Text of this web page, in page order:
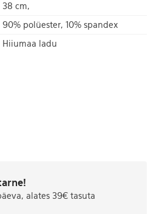
38 cm,
90% polüester, 10% spandex
Hiiumaa ladu
alates 39€ tasuta